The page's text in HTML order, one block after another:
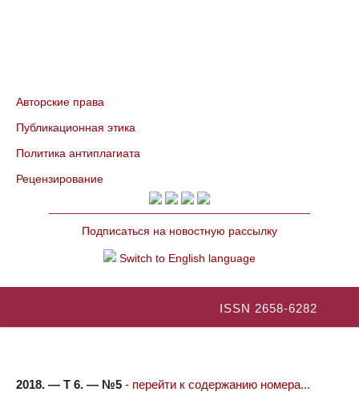
Авторские права
Публикационная этика
Политика антиплагиата
Рецензирование
Подписаться на новостную рассылку
Switch to English language
ISSN 2658-6282
2018. — Т 6. — №5 - перейти к содержанию номера...